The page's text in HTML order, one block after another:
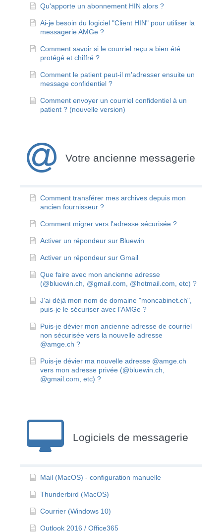
Qu'apporte un abonnement HIN alors ?
Ai-je besoin du logiciel "Client HIN" pour utiliser la
messagerie AMGe ?
Comment savoir si le courriel reçu a bien été
protégé et chiffré ?
Comment le patient peut-il m'adresser ensuite un
message confidentiel ?
Comment envoyer un courriel confidentiel à un
patient ? (nouvelle version)
Votre ancienne messagerie
Comment transférer mes archives depuis mon
ancien fournisseur ?
Comment migrer vers l'adresse sécurisée ?
Activer un répondeur sur Bluewin
Activer un répondeur sur Gmail
Que faire avec mon ancienne adresse
(@bluewin.ch, @gmail.com, @hotmail.com, etc) ?
J'ai déjà mon nom de domaine "moncabinet.ch",
puis-je le sécuriser avec l'AMGe ?
Puis-je dévier mon ancienne adresse de courriel
non sécurisée vers la nouvelle adresse
@amge.ch ?
Puis-je dévier ma nouvelle adresse @amge.ch
vers mon adresse privée (@bluewin.ch,
@gmail.com, etc) ?
Logiciels de messagerie
Mail (MacOS) - configuration manuelle
Thunderbird (MacOS)
Courrier (Windows 10)
Outlook 2016 / Office365